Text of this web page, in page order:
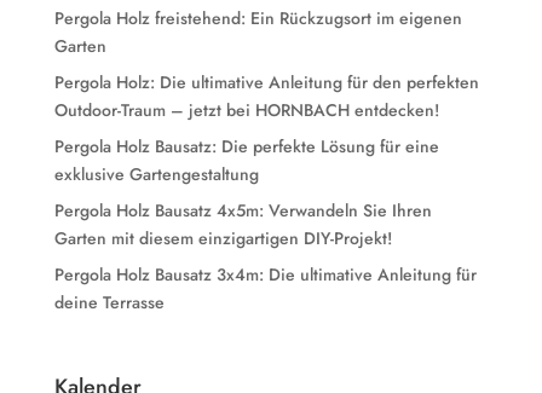
Pergola Holz freistehend: Ein Rückzugsort im eigenen
Garten
Pergola Holz: Die ultimative Anleitung für den perfekten
Outdoor-Traum – jetzt bei HORNBACH entdecken!
Pergola Holz Bausatz: Die perfekte Lösung für eine
exklusive Gartengestaltung
Pergola Holz Bausatz 4x5m: Verwandeln Sie Ihren
Garten mit diesem einzigartigen DIY-Projekt!
Pergola Holz Bausatz 3x4m: Die ultimative Anleitung für
deine Terrasse
Kalender